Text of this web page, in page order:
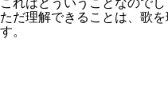
これはどういうことなのでし
ただ理解できることは、歌
す。